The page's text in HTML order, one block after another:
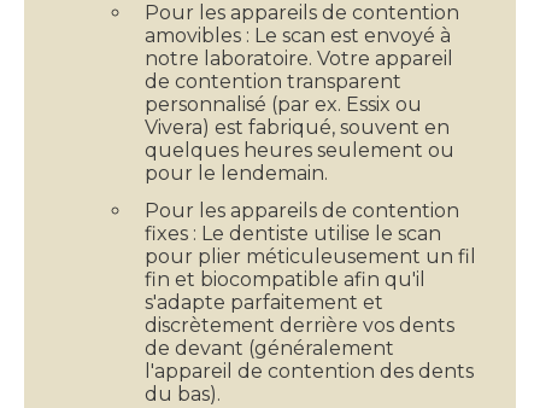
Pour les appareils de contention
amovibles : Le scan est envoyé à
notre laboratoire. Votre appareil
de contention transparent
personnalisé (par ex. Essix ou
Vivera) est fabriqué, souvent en
quelques heures seulement ou
pour le lendemain.
Pour les appareils de contention
fixes : Le dentiste utilise le scan
pour plier méticuleusement un fil
fin et biocompatible afin qu'il
s'adapte parfaitement et
discrètement derrière vos dents
de devant (généralement
l'appareil de contention des dents
du bas).